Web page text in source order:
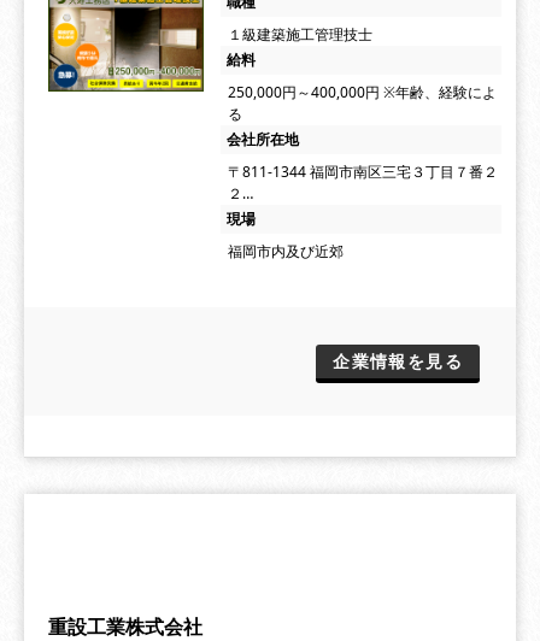
１級建築施工管理技士
給料
250,000円～400,000円 ※年齢、経験によ
る
会社所在地
〒811-1344 福岡市南区三宅３丁目７番２
２…
現場
福岡市内及び近郊
企業情報を見る
重設工業株式会社